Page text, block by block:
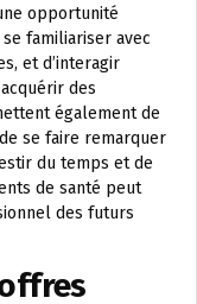
opportunité
familiariser avec
et d’interagir
des
également de
se faire remarquer
du temps et de
de santé peut
des futurs